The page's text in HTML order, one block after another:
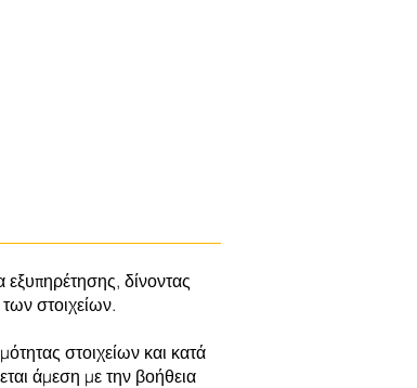
εξυπηρέτησης, δίνοντας
στοιχείων.
στοιχείων και κατά
άμεση με την βοήθεια